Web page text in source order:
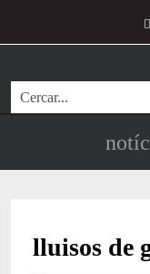
Cerca
lluisos de